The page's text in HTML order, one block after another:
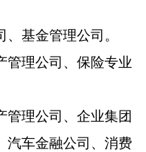
、基金管理公司。
管理公司、保险专业
管理公司、企业集团
汽车金融公司、消费